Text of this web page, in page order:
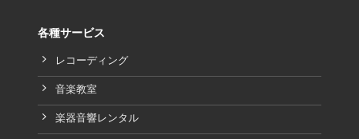
各種サービス
レコーディング
音楽教室
楽器音響レンタル